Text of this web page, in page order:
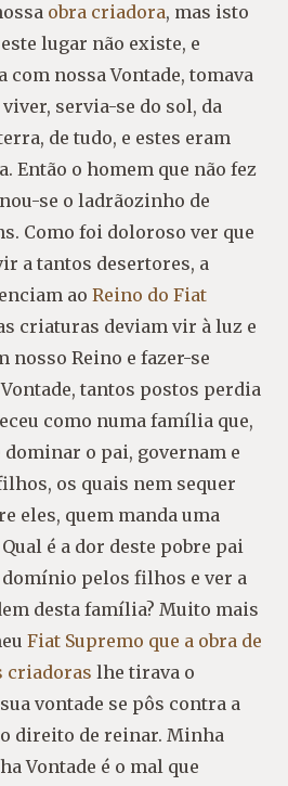
obra criadora, mas isto
lugar não existe, e
com nossa Vontade, tomava
servia-se do sol, da
de tudo, e estes eram
Então o homem que não fez
se o ladrãozinho de
Como foi doloroso ver que
a tantos desertores, a
ao Reino do Fiat
criaturas deviam vir à luz e
nosso Reino e fazer-se
tantos postos perdia
como numa família que,
dominar o pai, governam e
os quais nem sequer
eles, quem manda uma
é a dor deste pobre pai
pelos filhos e ver a
desta família? Muito mais
Fiat Supremo que a obra de
criadoras lhe tirava o
vontade se pôs contra a
direito de reinar. Minha
Vontade é o mal que